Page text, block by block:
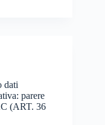
dati
parere
(ART. 36